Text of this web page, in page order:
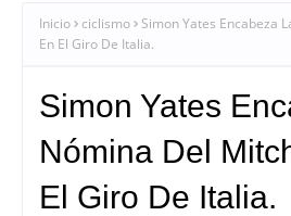
Inicio ciclismo
Simon Yates Encabeza
En El Giro De Italia.
Simon Yates
Nómina Del
El Giro De Italia.